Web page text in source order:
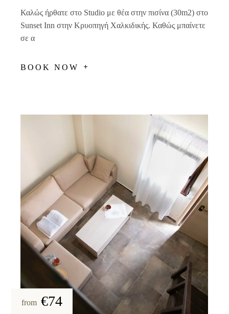
Καλώς ήρθατε στο Studio με θέα στην πισίνα (30m2) στο
Sunset Inn στην Κρυοπηγή Χαλκιδικής. Καθώς μπαίνετε
σε α
BOOK NOW
from €74